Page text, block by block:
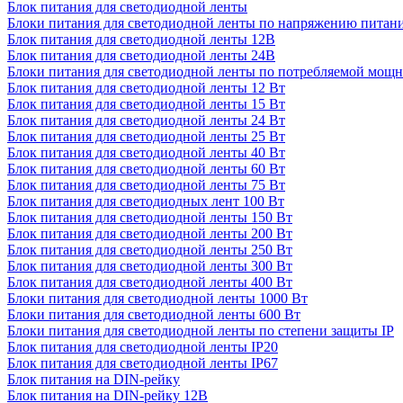
Блок питания для светодиодной ленты
Блоки питания для светодиодной ленты по напряжению
Блок питания для светодиодной ленты 12В
Блок питания для светодиодной ленты 24В
Блоки питания для светодиодной ленты по потребляемой
Блок питания для светодиодной ленты 12 Вт
Блок питания для светодиодной ленты 15 Вт
Блок питания для светодиодной ленты 24 Вт
Блок питания для светодиодной ленты 25 Вт
Блок питания для светодиодной ленты 40 Вт
Блок питания для светодиодной ленты 60 Вт
Блок питания для светодиодной ленты 75 Вт
Блок питания для светодиодных лент 100 Вт
Блок питания для светодиодной ленты 150 Вт
Блок питания для светодиодной ленты 200 Вт
Блок питания для светодиодной ленты 250 Вт
Блок питания для светодиодной ленты 300 Вт
Блок питания для светодиодной ленты 400 Вт
Блоки питания для светодиодной ленты 1000 Вт
Блоки питания для светодиодной ленты 600 Вт
Блоки питания для светодиодной ленты по степени защиты IP
Блок питания для светодиодной ленты IP20
Блок питания для светодиодной ленты IP67
Блок питания на DIN-рейку
Блок питания на DIN-рейку 12В